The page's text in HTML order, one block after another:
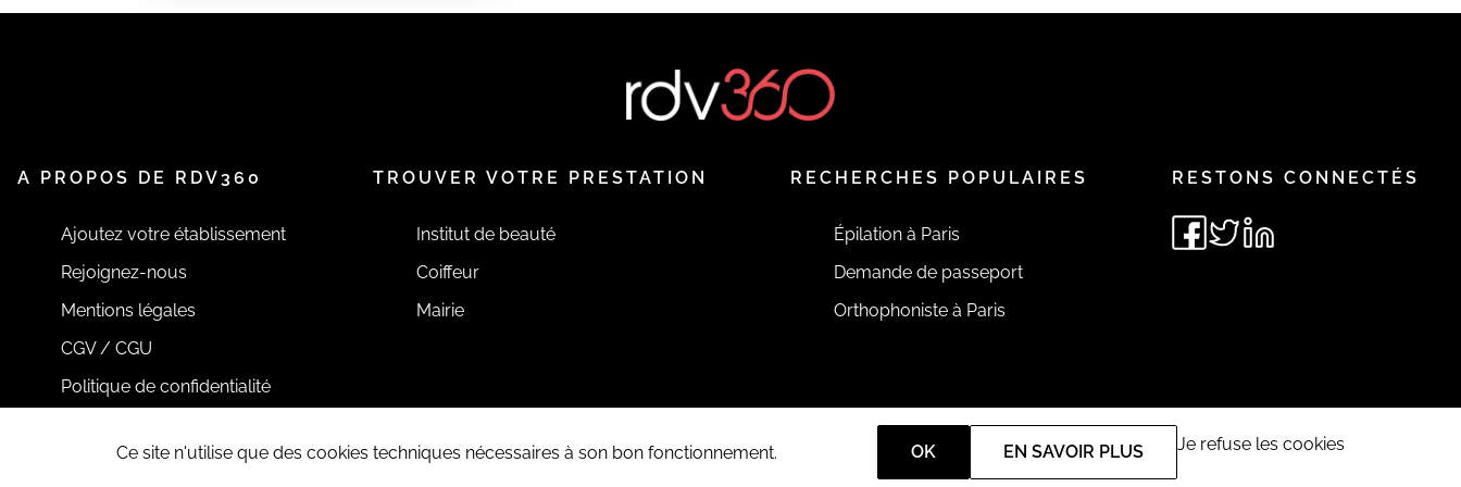
A PROPOS DE RDV360
Ajoutez votre établissement
Rejoignez-nous
Mentions légales
CGV / CGU
Politique de confidentialité
TROUVER VOTRE PRESTATION
Institut de beauté
Coiffeur
Mairie
RECHERCHES POPULAIRES
Épilation à Paris
Demande de passeport
Orthophoniste à Paris
RESTONS CONNECTÉS
Tous droits réservés RDV360
Ce site n'utilise que des cookies techniques nécessaires à son bon fonctionnement. OK EN SAVOIR PLUS Je refuse les cookies